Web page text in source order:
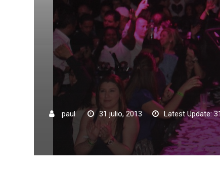
paul 31 julio, 2013 Latest Update: